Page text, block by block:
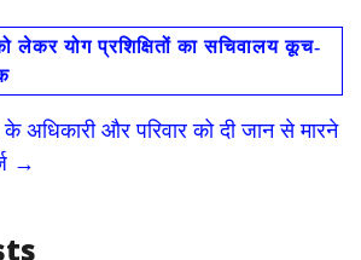
ar
e
लेकर योग प्रशिक्षितों का सचिवालय कूच-
और परिवार को दी जान से मारने
→